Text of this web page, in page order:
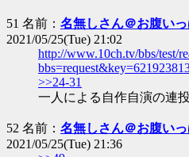
51 名前： 名無しさん＠お腹いっ
2021/05/25(Tue) 21:02
http://www.10ch.tv/bbs/test/
>>24-31
一人による自作自演の連投
52 名前： 名無しさん＠お腹いっ
2021/05/25(Tue) 21:36